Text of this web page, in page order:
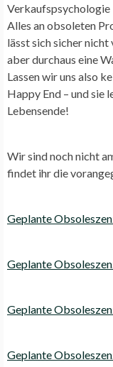
Verkaufspsychologie
Alles an obsoleten
lässt sich sicher nicht
aber durchaus eine
Lassen wir uns also
Happy End – und sie
Lebensende!
Wir sind noch nicht
findet ihr die
Geplante
Geplante
Geplante
Geplante